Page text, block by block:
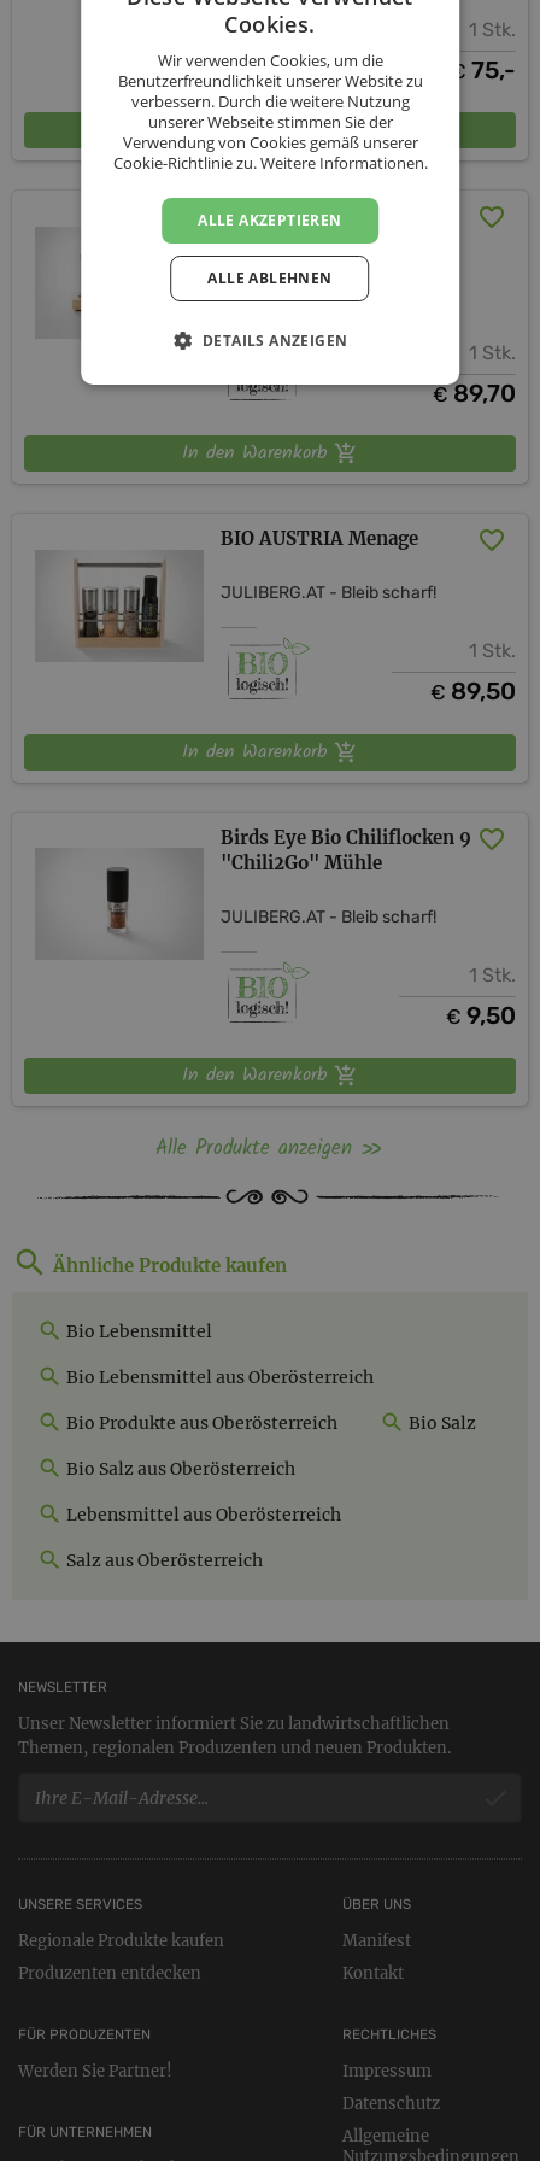
1 Stk.
€ 75,-
In den Warenkorb
BBQ Purist 4 – Design
Premium Geschenkset
JULIBERG.AT - Bleib scharf!
1 Stk.
€89,70
In den Warenkorb
BIO AUSTRIA Menage
JULIBERG.AT - Bleib scharf!
1 Stk.
€ 89,50
In den Warenkorb
Birds Eye Bio Chiliflocken 9
"Chili2Go" Mühle
JULIBERG.AT - Bleib scharf!
1 Stk.
€ 9,50
In den Warenkorb
Alle Produkte anzeigen
Ähnliche Produkte kaufen
Bio Lebensmittel
Bio Lebensmittel aus Oberösterreich
Bio Produkte aus Oberösterreich Bio Salz
Bio Salz aus Oberösterreich
Lebensmittel aus Oberösterreich
Salz aus Oberösterreich
NEWSLETTER
Unser Newsletter informiert Sie zu landwirtschaftlichen
Themen, regionalen Produzenten und neuen Produkten.
UNSERE SERVICES
Regionale Produkte kaufen
Produzenten entdecken
FÜR PRODUZENTEN
Werden Sie Partner!
FÜR UNTERNEHMEN
RECHTLICHES
Impressum
Datenschutz
Allgemeine
Nutzungsbedingungen
ÜBER UNS
Manifest
Kontakt
Cookies.
Wir verwenden Cookies, um die
Benutzerfreundlichkeit unserer Website zu
verbessern. Durch die weitere Nutzung
unserer Webseite stimmen Sie der
Verwendung von Cookies gemäß unserer
Cookie-Richtlinie zu.Weitere Informationen.
ALLE AKZEPTIEREN
ALLE ABLEHNEN
DETAILS ANZEIGEN